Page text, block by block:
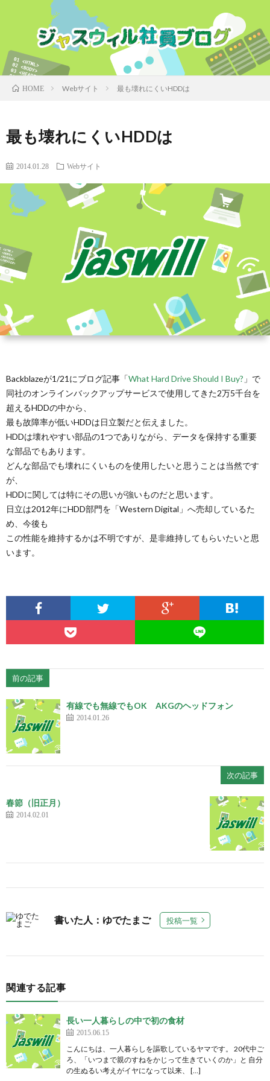
HOME Webサイト 最も壊れにくいHDDは
最も壊れにくいHDDは
2014.01.28 Webサイト
Backblazeが1/21にブログ記事「What Hard Drive Should I Buy? 」で
同社のオンラインバックアップサービスで使用してきた2万5千台を
超えるHDDの中から、
最も故障率が低いHDDは日立製だと伝えました。
HDDは壊れやすい部品の1つでありながら、データを保持する重要
な部品でもあります。
どんな部品でも壊れにくいものを使用したいと思うことは当然です
が、
HDDに関しては特にその思いが強いものだと思います。
日立は2012年にHDD部門を「Western Digital」へ売却しているた
め、今後も
この性能を維持するかは不明ですが、是非維持してもらいたいと思
います。
前の記事
有線でも無線でもOK AKGのヘッドフォン
2014.01.26
次の記事
春節（旧正月）
2014.02.01
書いた人：ゆでたまご 投稿一覧
関連する記事
長い一人暮らしの中で初の食材
2015.06.15
こんにちは、一人暮らしを謳歌しているヤマです。 20代中ご
ろ、「いつまで親のすねをかじって生きていくのか」と 自分
の生ぬるい考えがイヤになって以来、 […]